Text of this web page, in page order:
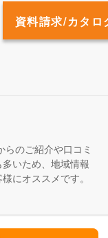
資料請求/カタ
のご紹介や口コミ
いため、地域情報
にオススメです。